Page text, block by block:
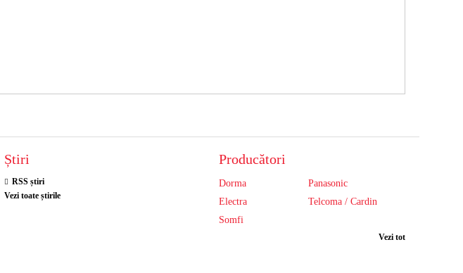
Știri
RSS știri
Vezi toate știrile
Producători
Dorma
Panasonic
Electra
Telcoma / Cardin
Somfi
Vezi tot